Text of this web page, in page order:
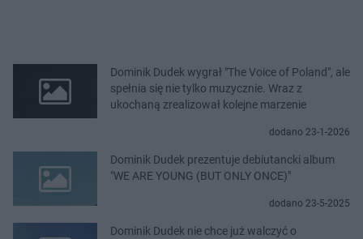
Dominik Dudek wygrał "The Voice of Poland", ale
spełnia się nie tylko muzycznie. Wraz z
ukochaną zrealizował kolejne marzenie
dodano 23-1-2026
Dominik Dudek prezentuje debiutancki album
"WE ARE YOUNG (BUT ONLY ONCE)"
dodano 23-5-2025
Dominik Dudek nie chce już walczyć o